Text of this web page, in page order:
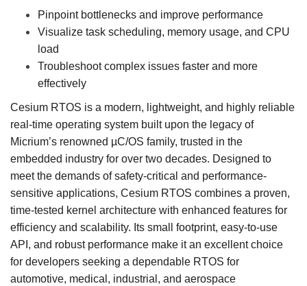
Pinpoint bottlenecks and improve performance
Visualize task scheduling, memory usage, and CPU
load
Troubleshoot complex issues faster and more
effectively
Cesium RTOS is a modern, lightweight, and highly reliable
real-time operating system built upon the legacy of
Micrium’s renowned µC/OS family, trusted in the
embedded industry for over two decades. Designed to
meet the demands of safety-critical and performance-
sensitive applications, Cesium RTOS combines a proven,
time-tested kernel architecture with enhanced features for
efficiency and scalability. Its small footprint, easy-to-use
API, and robust performance make it an excellent choice
for developers seeking a dependable RTOS for
automotive, medical, industrial, and aerospace